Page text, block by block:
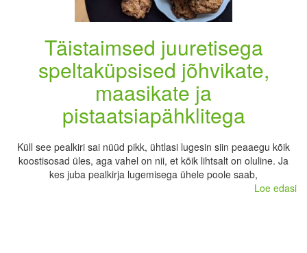
Täistaimsed juuretisega
speltaküpsised jõhvikate,
maasikate ja
pistaatsiapähklitega
Küll see pealkiri sai nüüd pikk, ühtlasi lugesin siin peaaegu kõik
koostisosad üles, aga vahel on nii, et kõik lihtsalt on oluline. Ja
kes juba pealkirja lugemisega ühele poole saab,
Loe edasi